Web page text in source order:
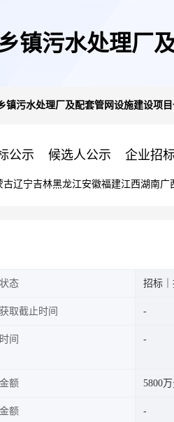
镇污水处理厂
镇污水处理厂及配套管网设施建设项
公示 候选人公示 企业招
古辽宁吉林黑龙江安徽福建江西湖南广
态 招标
取截止时间
间
额 5800
额